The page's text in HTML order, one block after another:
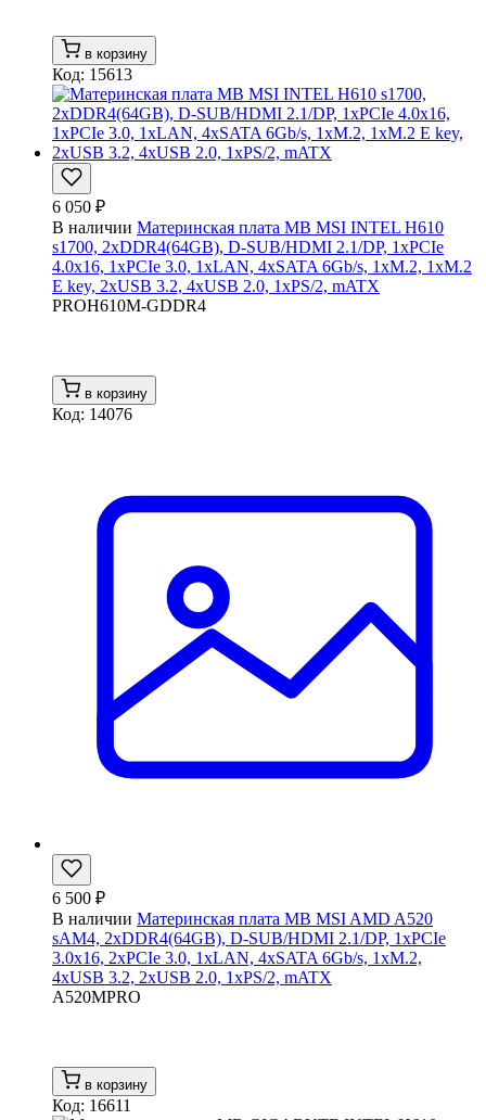
в корзину
Код: 15613
6 050 ₽
В наличии Материнская плата MB MSI INTEL H610
s1700, 2xDDR4(64GB), D-SUB/HDMI 2.1/DP, 1xPCIe
4.0x16, 1xPCIe 3.0, 1xLAN, 4xSATA 6Gb/s, 1xM.2, 1xM.2
E key, 2xUSB 3.2, 4xUSB 2.0, 1xPS/2, mATX
PROH610M-GDDR4
в корзину
Код: 14076
6 500 ₽
В наличии Материнская плата MB MSI AMD A520
sAM4, 2xDDR4(64GB), D-SUB/HDMI 2.1/DP, 1xPCIe
3.0x16, 2xPCIe 3.0, 1xLAN, 4xSATA 6Gb/s, 1xM.2,
4xUSB 3.2, 2xUSB 2.0, 1xPS/2, mATX
A520MPRO
в корзину
Код: 16611